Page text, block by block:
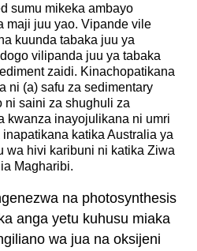
sumu mikeka ambayo
maji juu yao. Vipande vile
kuunda tabaka juu ya
vilipanda juu ya tabaka
zaidi. Kinachopatikana
ni (a) safu za sedimentary
ni saini za shughuli za
kwanza inayojulikana ni umri
katika Australia ya
wa hivi karibuni ni katika Ziwa
Magharibi.
na photosynthesis
anga yetu kuhusu miaka
wa jua na oksijeni